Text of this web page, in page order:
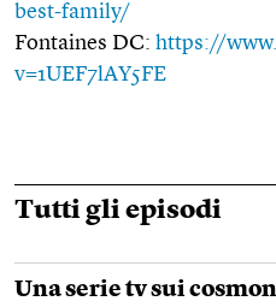
best-family/
Fontaines DC: https://
v=1UEF7lAY5FE
Tutti gli episodi
Una serie tv sui